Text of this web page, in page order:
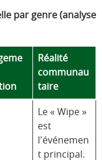
par genre (analyse
Réalité
communau
taire
Le « Wipe »
est
l'événemen
t principal.